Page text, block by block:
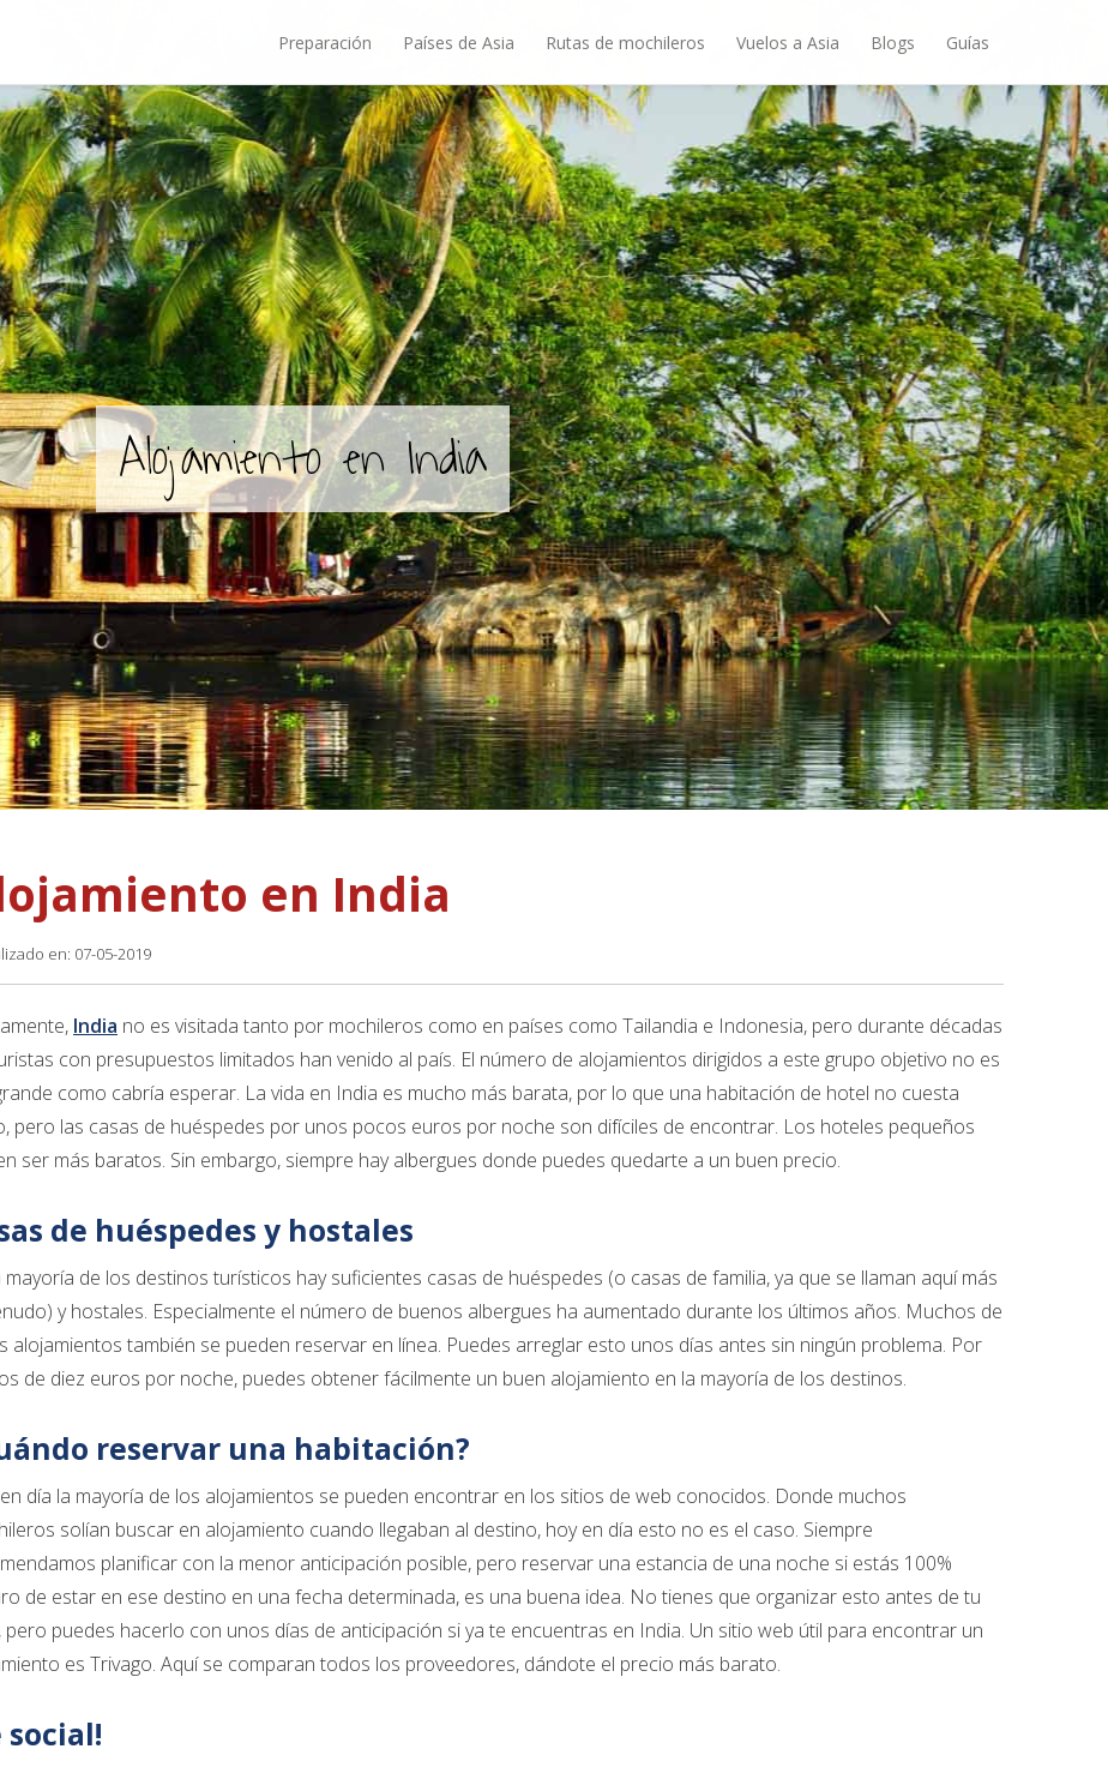
Preparación Países de Asia Rutas de mochileros Vuelos a Asia Blogs Guías
Alojamiento en India
en India
en: 07-05-2019
India no es visitada tanto por mochileros como en países como Tailandia e Indonesia, pero durante décadas
con presupuestos limitados han venido al país. El número de alojamientos dirigidos a este grupo objetivo no es
como cabría esperar. La vida en India es mucho más barata, por lo que una habitación de hotel no cuesta
pero las casas de huéspedes por unos pocos euros por noche son difíciles de encontrar. Los hoteles pequeños
ser más baratos. Sin embargo, siempre hay albergues donde puedes quedarte a un buen precio.
de huéspedes y hostales
mayoría de los destinos turísticos hay suficientes casas de huéspedes (o casas de familia, ya que se llaman aquí más
y hostales. Especialmente el número de buenos albergues ha aumentado durante los últimos años. Muchos de
alojamientos también se pueden reservar en línea. Puedes arreglar esto unos días antes sin ningún problema. Por
de diez euros por noche, puedes obtener fácilmente un buen alojamiento en la mayoría de los destinos.
reservar una habitación?
día la mayoría de los alojamientos se pueden encontrar en los sitios de web conocidos. Donde muchos
solían buscar en alojamiento cuando llegaban al destino, hoy en día esto no es el caso. Siempre
planificar con la menor anticipación posible, pero reservar una estancia de una noche si estás 100%
de estar en ese destino en una fecha determinada, es una buena idea. No tienes que organizar esto antes de tu
pero puedes hacerlo con unos días de anticipación si ya te encuentras en India. Un sitio web útil para encontrar un
es Trivago. Aquí se comparan todos los proveedores, dándote el precio más barato.
social!